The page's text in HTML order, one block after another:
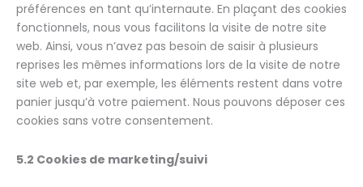
préférences en tant qu’internaute. En plaçant des cookies
fonctionnels, nous vous facilitons la visite de notre site
web. Ainsi, vous n’avez pas besoin de saisir à plusieurs
reprises les mêmes informations lors de la visite de notre
site web et, par exemple, les éléments restent dans votre
panier jusqu’à votre paiement. Nous pouvons déposer ces
cookies sans votre consentement.
5.2 Cookies de marketing/suivi